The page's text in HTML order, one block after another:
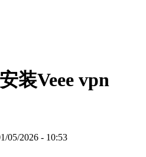
装Veee vpn
05/2026 - 10:53